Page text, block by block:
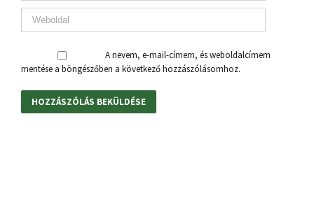
A nevem, e-mail-címem, és weboldalcímem
mentése a böngészőben a következő hozzászólásomhoz.